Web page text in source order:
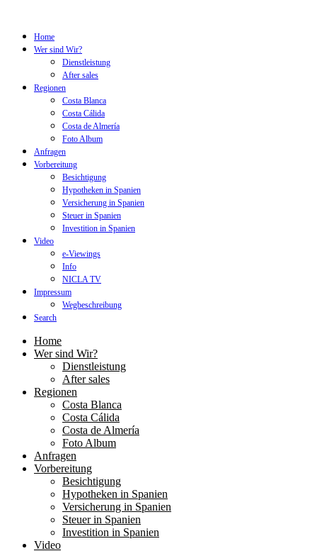
Home
Wer sind Wir?
Dienstleistung
After sales
Regionen
Costa Blanca
Costa Cálida
Costa de Almería
Foto Album
Anfragen
Vorbereitung
Besichtigung
Hypotheken in Spanien
Versicherung in Spanien
Steuer in Spanien
Investition in Spanien
Video
e-Viewings
Info
NICLA TV
Impressum
Wegbeschreibung
Search
Home
Wer sind Wir?
Dienstleistung
After sales
Regionen
Costa Blanca
Costa Cálida
Costa de Almería
Foto Album
Anfragen
Vorbereitung
Besichtigung
Hypotheken in Spanien
Versicherung in Spanien
Steuer in Spanien
Investition in Spanien
Video